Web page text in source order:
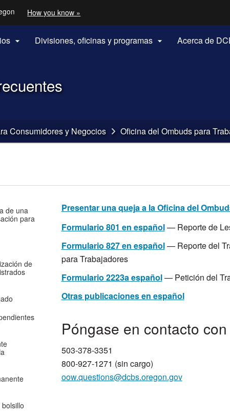
LearnHow you know »
 Divisiones, oficinas y programas  Acerca de
Consumidores y Negocios Oficina del Ombuds para
de una
para
de
Presentar una queja a la Oficina del
Formulario 801 en español— Reporte de
Formulario 827 en español— Reporte del
para Trabajadores
Formulario 2223a español— Petición del
Otras publicaciones en español
​Póngase en contacto
503-378-3351
800-927-1271 (sin cargo)
oow.questions@dcbs.oregon.gov